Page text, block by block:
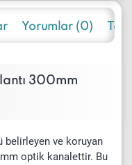
Yorumlar (0)
300mm
belirleyen ve koruyan
optik kanalettir. Bu